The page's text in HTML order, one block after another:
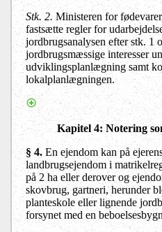
Stk. 2. Ministeren for
fastsætte regler for
jordbrugsanalysen efter stk. 1
jordbrugsmæssige interesser
udviklingsplanlægning samt
lokalplanlægningen.
Kapitel 4: Notering
§ 4. En ejendom kan på
landbrugsejendom i
på 2 ha eller derover og
skovbrug, gartneri, herunder
planteskole eller lignende
forsynet med en